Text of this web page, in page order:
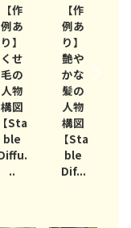
【作
例あ
り】
艶や
かな
髪の
人物
構図
【Sta
ble
Dif...
【作
例あ
り】
乾燥
した
髪の
人物
構図
【Sta
ble
Dif...